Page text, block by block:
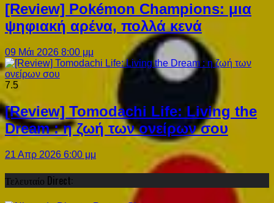
[Review] Pokémon Champions: μια
ψηφιακή αρένα, πολλά κενά
09 Μάι 2026 8:00 μμ
7.5
[Review] Tomodachi Life: Living the
Dream : η ζωή των ονείρων σου
21 Απρ 2026 6:00 μμ
Τελευταίο Direct: